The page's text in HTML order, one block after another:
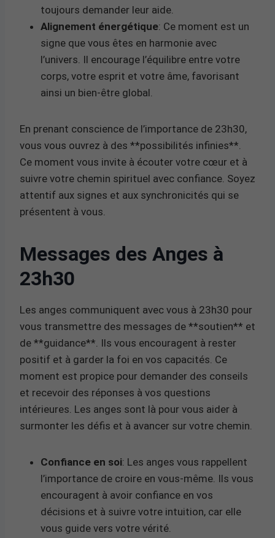
toujours demander leur aide.
Alignement énergétique: Ce moment est un
signe que vous êtes en harmonie avec
l’univers. Il encourage l’équilibre entre votre
corps, votre esprit et votre âme, favorisant
ainsi un bien-être global.
En prenant conscience de l’importance de 23h30,
vous vous ouvrez à des **possibilités infinies**.
Ce moment vous invite à écouter votre cœur et à
suivre votre chemin spirituel avec confiance. Soyez
attentif aux signes et aux synchronicités qui se
présentent à vous.
Messages des Anges à
23h30
Les anges communiquent avec vous à 23h30 pour
vous transmettre des messages de **soutien** et
de **guidance**. Ils vous encouragent à rester
positif et à garder la foi en vos capacités. Ce
moment est propice pour demander des conseils
et recevoir des réponses à vos questions
intérieures. Les anges sont là pour vous aider à
surmonter les défis et à avancer sur votre chemin.
Confiance en soi: Les anges vous rappellent
l’importance de croire en vous-même. Ils vous
encouragent à avoir confiance en vos
décisions et à suivre votre intuition, car elle
vous guide vers votre vérité.